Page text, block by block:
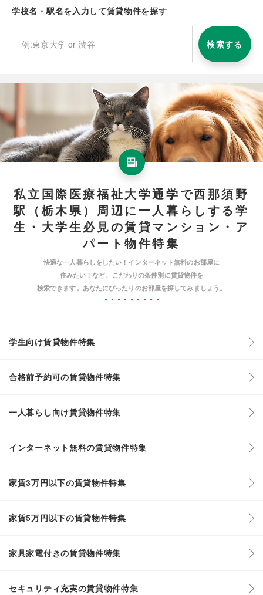
学校名・駅名を入力して賃貸物件を探す
検索する
私立国際医療福祉大学通学で西那須野
駅（栃木県）周辺に一人暮らしする学
生・大学生必見の賃貸マンション・ア
パート物件特集
快適な一人暮らしをしたい！インターネット無料のお部屋に
住みたい！など、こだわりの条件別に賃貸物件を
検索できます。あなたにぴったりのお部屋を探してみましょう。
学生向け賃貸物件特集
合格前予約可の賃貸物件特集
一人暮らし向け賃貸物件特集
インターネット無料の賃貸物件特集
家賃3万円以下の賃貸物件特集
家賃5万円以下の賃貸物件特集
家具家電付きの賃貸物件特集
セキュリティ充実の賃貸物件特集